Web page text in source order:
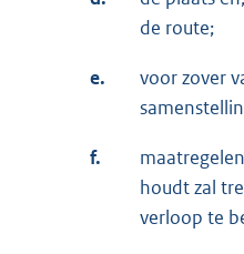
de route;
e.
voor zover
f.
houdt zal
verloop te